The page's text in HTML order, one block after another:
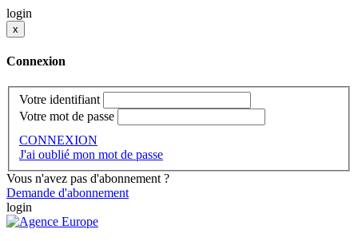
login
x
Connexion
Votre identifiant
Votre mot de passe
CONNEXION
J'ai oublié mon mot de passe
Vous n'avez pas d'abonnement ?
Demande d'abonnement
login